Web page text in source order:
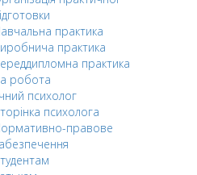
практика
практика
практика
робота
психолог
психолога
правове